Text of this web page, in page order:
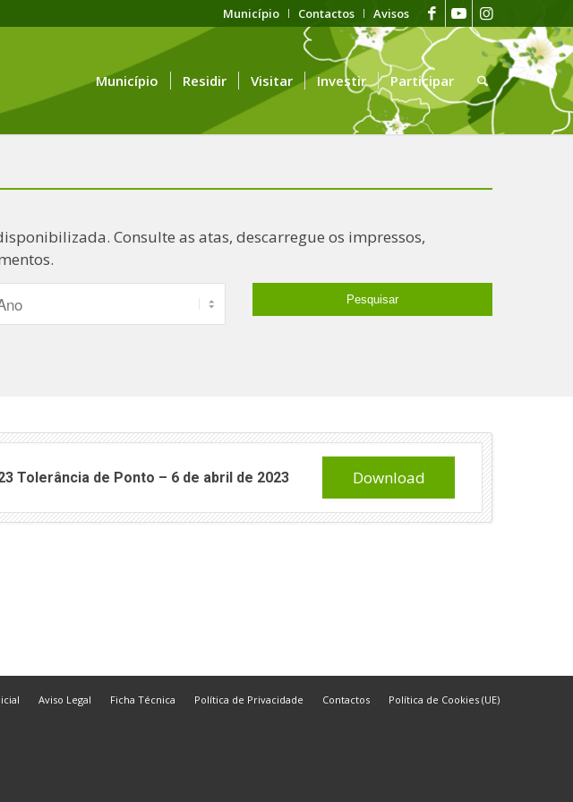
Município Contactos Avisos
Município Residir Visitar Investir Participar
Consulte as atas, descarregue os impressos,
Tolerância de Ponto – 6 de abril de 2023 Download
Aviso Legal Ficha Técnica Política de Privacidade Contactos Política de Cookies (UE)